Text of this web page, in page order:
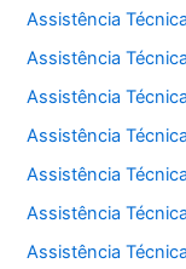
Assistência
Assistência
Assistência
Assistência
Assistência
Assistência
Assistência